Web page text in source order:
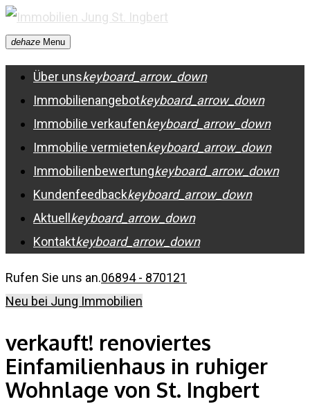
Skip
to
content
dehaze Menu
Über unskeyboard_arrow_down
Immobilienangebotkeyboard_arrow_down
Immobilie verkaufenkeyboard_arrow_down
Immobilie vermietenkeyboard_arrow_down
Immobilienbewertungkeyboard_arrow_down
Kundenfeedbackkeyboard_arrow_down
Aktuell keyboard_arrow_down
Kontaktkeyboard_arrow_down
Rufen Sie uns an.06894 - 870121
Neu bei Jung Immobilien
verkauft! renoviertes
Einfamilienhaus in ruhiger
Wohnlage von St. Ingbert